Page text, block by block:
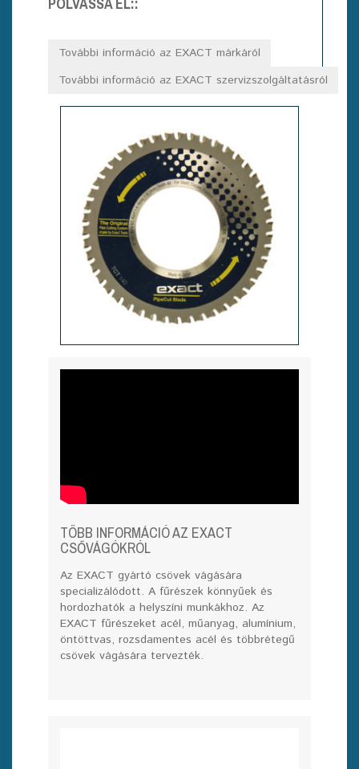
További információ az EXACT márkáról
További információ az EXACT szervizszolgáltatásról
TÖBB INFORMÁCIÓ AZ EXACT
CSŐVÁGÓKRÓL
Az EXACT gyártó csövek vágására
specializálódott. A fűrészek könnyűek és
hordozhatók a helyszíni munkákhoz. Az
EXACT fűrészeket acél, műanyag, alumínium,
öntöttvas, rozsdamentes acél és többrétegű
csövek vágására tervezték.